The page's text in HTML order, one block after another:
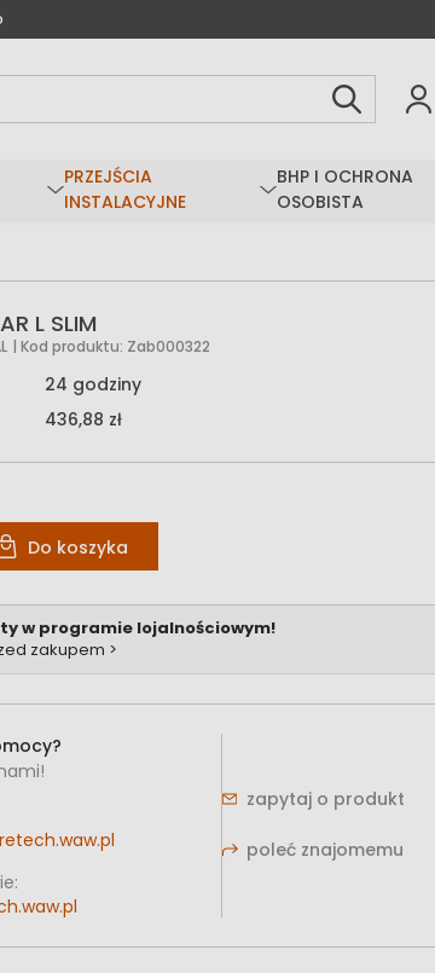
PRZEJŚCIA
INSTALACYJNE
BHP I OCHRONA
OSOBISTA
L SLIM
| Kod produktu: Zab000322
24 godziny
436,88 zł
Do koszyka
w programie lojalnościowym!
zakupem >
zapytaj o produkt
poleć znajomemu